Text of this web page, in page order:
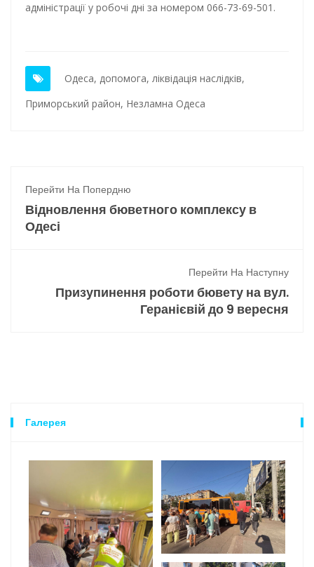
адміністрації у робочі дні за номером 066-73-69-501.
Одеса, допомога, ліквідація наслідків,
Приморський район, Незламна Одеса
Перейти На Попердню
Відновлення бюветного комплексу в
Одесі
Перейти На Наступну
Призупинення роботи бювету на вул.
Геранієвій до 9 вересня
Галерея